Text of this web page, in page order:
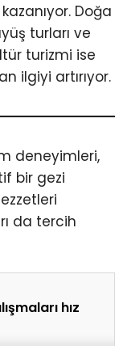
Doğa
turları ve
turizmi ise
ilgiyi artırıyor.
deneyimleri,
bir gezi
da tercih
hız